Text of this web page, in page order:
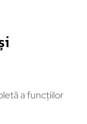
a funcțiilor